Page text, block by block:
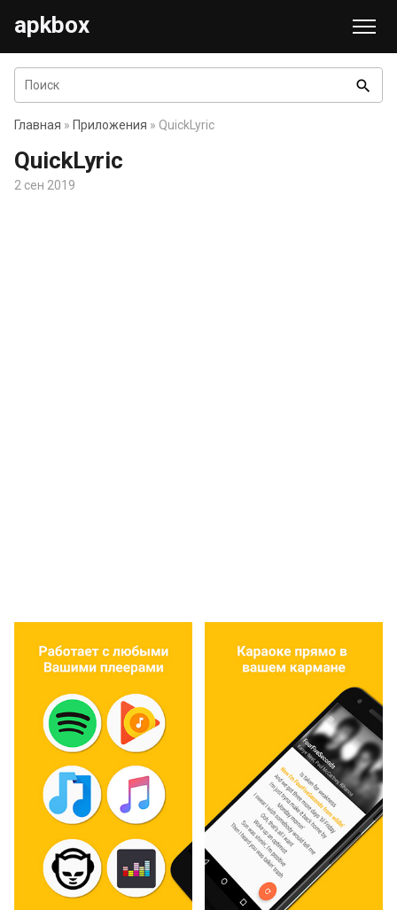
apkbox
search
Главная » Приложения » QuickLyric
QuickLyric
2 сен 2019